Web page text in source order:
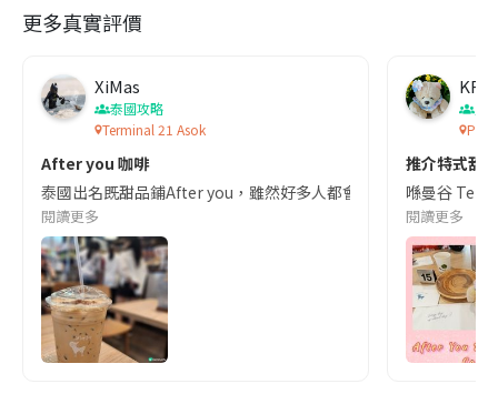
更多真實評價
XiMas
泰國攻略
Terminal 21 Asok
After you 咖啡
泰國出名既甜品鋪After you，雖然好多人都會選擇食刨冰，但原
閱讀更多
Pier
推介特式甜
喺曼谷
閱讀更多